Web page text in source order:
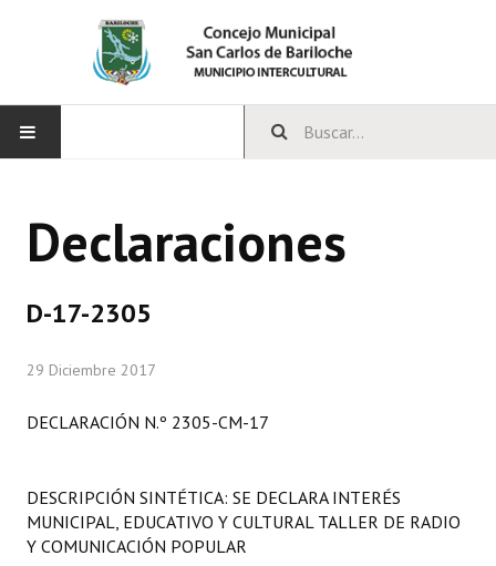
CONCEJO
Comisiones Especiales
Programas
Declaraciones
D-17-2305
29 Diciembre 2017
DECLARACIÓN N.º 2305-CM-17
DESCRIPCIÓN SINTÉTICA: SE DECLARA INTERÉS
MUNICIPAL, EDUCATIVO Y CULTURAL TALLER DE RADIO
Y COMUNICACIÓN POPULAR